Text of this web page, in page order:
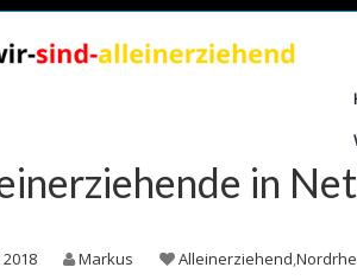
in
2018 Markus Alleinerziehend,